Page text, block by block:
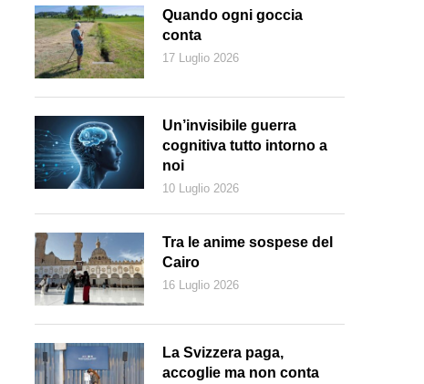
Quando ogni goccia
conta
17 Luglio 2026
Un’invisibile guerra
cognitiva tutto intorno a
noi
10 Luglio 2026
Tra le anime sospese del
Cairo
16 Luglio 2026
La Svizzera paga,
accoglie ma non conta